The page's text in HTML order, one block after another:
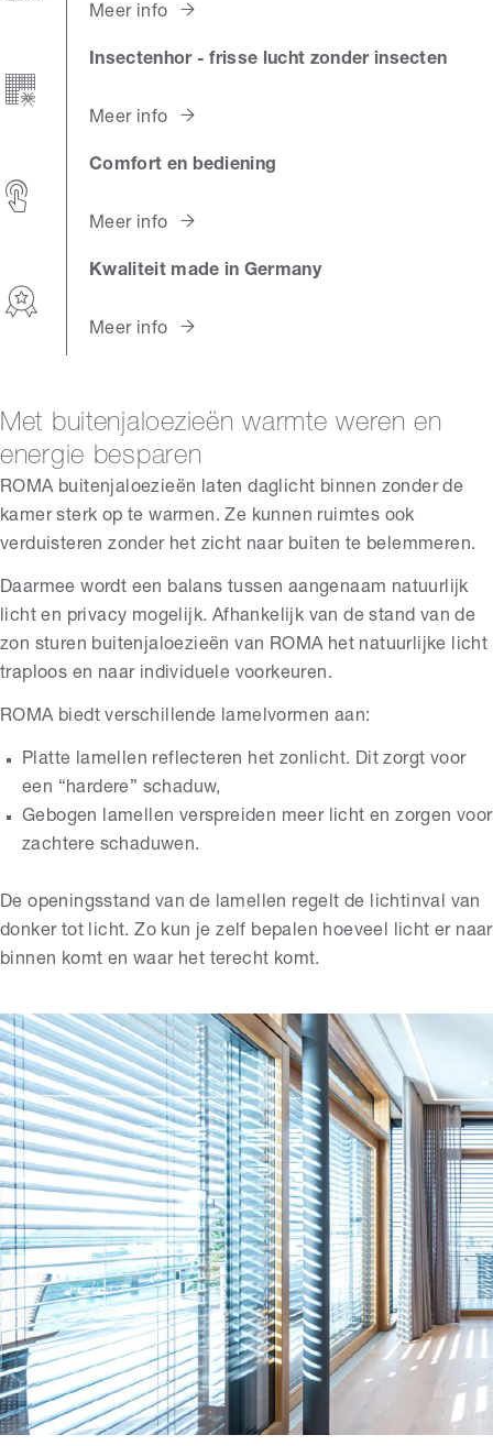
Meer info
Insectenhor - frisse lucht zonder insecten
Meer info
Comfort en bediening
Meer info
Kwaliteit made in Germany
Meer info
Met buitenjaloezieën warmte weren en
energie besparen
ROMA buitenjaloezieën laten daglicht binnen zonder de
kamer sterk op te warmen. Ze kunnen ruimtes ook
verduisteren zonder het zicht naar buiten te belemmeren.
Daarmee wordt een balans tussen aangenaam natuurlijk
licht en privacy mogelijk. Afhankelijk van de stand van de
zon sturen buitenjaloezieën van ROMA het natuurlijke licht
traploos en naar individuele voorkeuren.
ROMA biedt verschillende lamelvormen aan:
Platte lamellen reflecteren het zonlicht. Dit zorgt voor
een “hardere” schaduw,
Gebogen lamellen verspreiden meer licht en zorgen voor
zachtere schaduwen.
De openingsstand van de lamellen regelt de lichtinval van
donker tot licht. Zo kun je zelf bepalen hoeveel licht er naar
binnen komt en waar het terecht komt.